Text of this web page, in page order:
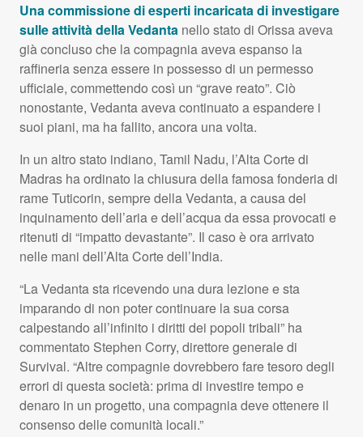
Una commissione di esperti incaricata di investigare
sulle attività della Vedanta nello stato di Orissa aveva
già concluso che la compagnia aveva espanso la
raffineria senza essere in possesso di un permesso
ufficiale, commettendo così un “grave reato”. Ciò
nonostante, Vedanta aveva continuato a espandere i
suoi piani, ma ha fallito, ancora una volta.
In un altro stato indiano, Tamil Nadu, l’Alta Corte di
Madras ha ordinato la chiusura della famosa fonderia di
rame Tuticorin, sempre della Vedanta, a causa del
inquinamento dell’aria e dell’acqua da essa provocati e
ritenuti di “impatto devastante”. Il caso è ora arrivato
nelle mani dell’Alta Corte dell’India.
“La Vedanta sta ricevendo una dura lezione e sta
imparando di non poter continuare la sua corsa
calpestando all’infinito i diritti dei popoli tribali” ha
commentato Stephen Corry, direttore generale di
Survival. “Altre compagnie dovrebbero fare tesoro degli
errori di questa società: prima di investire tempo e
denaro in un progetto, una compagnia deve ottenere il
consenso delle comunità locali.”